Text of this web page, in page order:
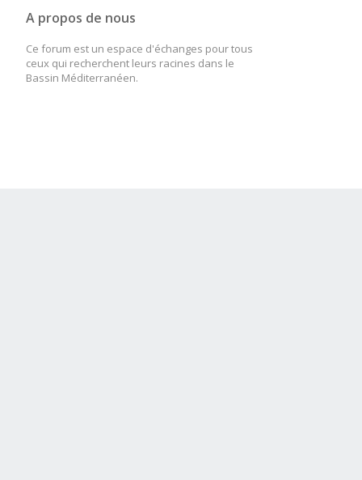
A propos de nous
Ce forum est un espace d'échanges pour tous
ceux qui recherchent leurs racines dans le
Bassin Méditerranéen.